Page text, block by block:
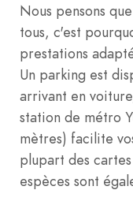
Nous pensons
tous, c'est
prestations
Un parking est
arrivant en
station de métro
mètres) facilite
plupart des
espèces sont